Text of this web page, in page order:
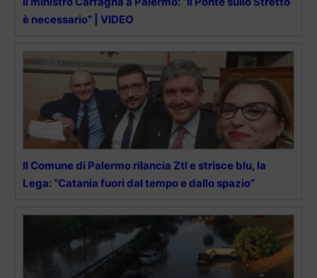
è necessario” | VIDEO
Il Comune di Palermo rilancia Ztl e strisce blu, la
Lega: “Catania fuori dal tempo e dallo spazio”